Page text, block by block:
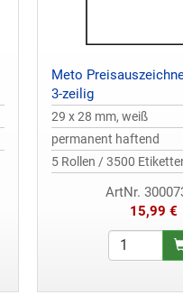
Meto
3-zeilig
29 x 28 mm, weiß
permanent haftend
5 Rollen / 3500
ArtNr.
15,99 €